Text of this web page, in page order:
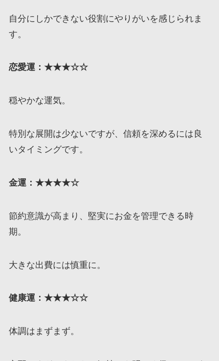
自分にしかできない役割にやりがいを感じられま
す。
恋愛運：★★★☆☆
穏やかな運気。
特別な展開は少ないですが、信頼を深めるには良
いタイミングです。
金運：★★★★☆
節約意識が高まり、堅実にお金を管理できる時
期。
大きな出費には慎重に。
健康運：★★★☆☆
体調はまずまず。